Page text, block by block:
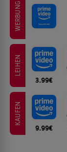
WERBUNG
LEIHEN
3.99€
KAUFEN
9.99€